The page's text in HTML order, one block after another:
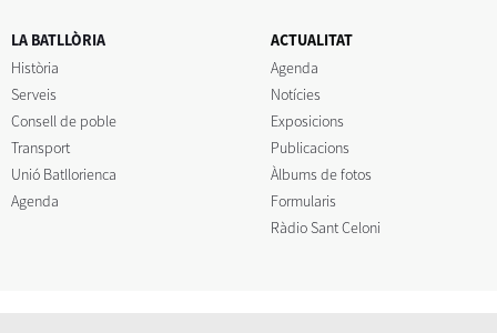
LA BATLLÒRIA
Història
Serveis
Consell de poble
Transport
Unió Batllorienca
Agenda
ACTUALITAT
Agenda
Notícies
Exposicions
Publicacions
Àlbums de fotos
Formularis
Ràdio Sant Celoni